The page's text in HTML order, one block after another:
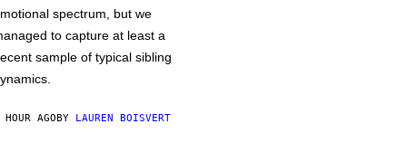
spectrum, but we
to capture at least a
sample of typical sibling
HOUR AGOBY LAUREN BOISVERT